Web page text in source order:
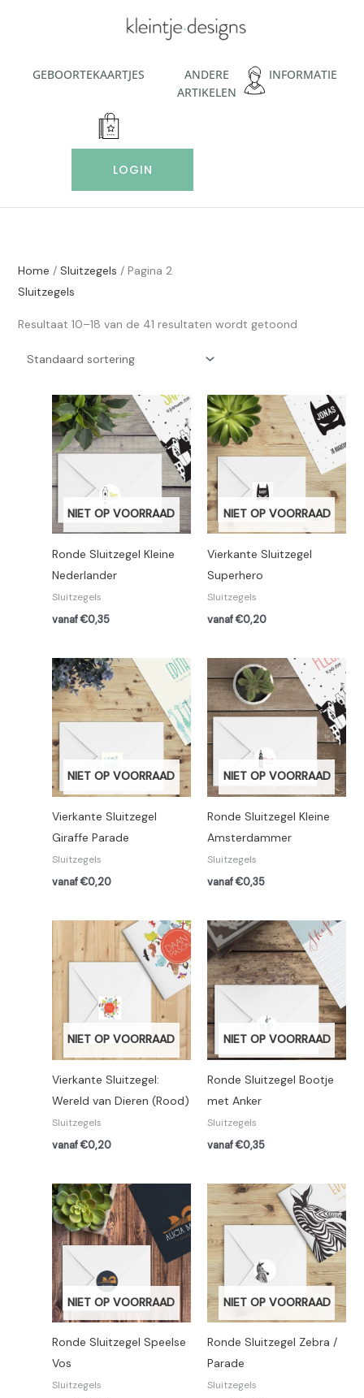
inhoudGEBOORTEKAARTJES
ANDERE
ARTIKELEN
INFORMATIE
LOGIN
Home / Sluitzegels / Pagina 2
Sluitzegels
Resultaat 10–18 van de 41 resultaten wordt getoond
NIET OP VOORRAAD
Ronde Sluitzegel Kleine
Nederlander
Sluitzegels
vanaf €0,35
NIET OP VOORRAAD
Vierkante Sluitzegel
Superhero
Sluitzegels
vanaf €0,20
NIET OP VOORRAAD
Vierkante Sluitzegel
Giraffe Parade
Sluitzegels
vanaf €0,20
NIET OP VOORRAAD
Ronde Sluitzegel Kleine
Amsterdammer
Sluitzegels
vanaf €0,35
NIET OP VOORRAAD
Vierkante Sluitzegel:
Wereld van Dieren (Rood)
Sluitzegels
vanaf €0,20
NIET OP VOORRAAD
Ronde Sluitzegel Bootje
met Anker
Sluitzegels
vanaf €0,35
NIET OP VOORRAAD
Ronde Sluitzegel Speelse
Vos
Sluitzegels
NIET OP VOORRAAD
Ronde Sluitzegel Zebra /
Parade
Sluitzegels